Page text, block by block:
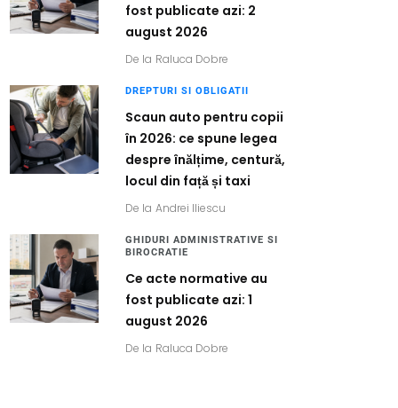
fost publicate azi: 2
august 2026
De la Raluca Dobre
DREPTURI SI OBLIGATII
Scaun auto pentru copii
în 2026: ce spune legea
despre înălțime, centură,
locul din față și taxi
De la Andrei Iliescu
GHIDURI ADMINISTRATIVE SI
BIROCRATIE
Ce acte normative au
fost publicate azi: 1
august 2026
De la Raluca Dobre